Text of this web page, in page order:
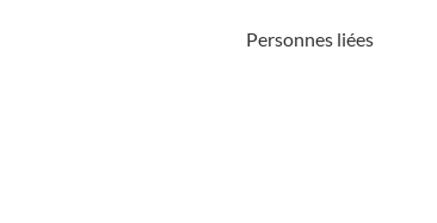
Personnes liées